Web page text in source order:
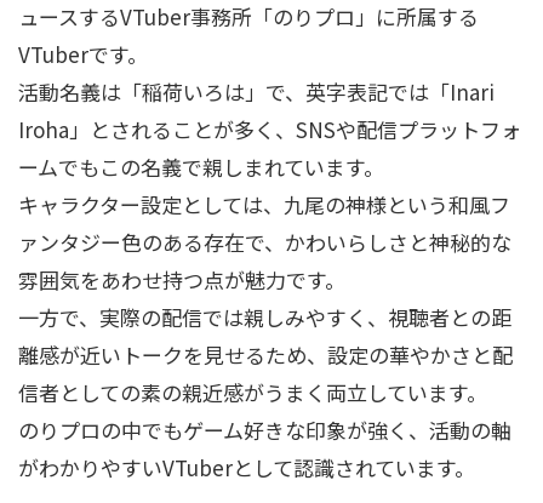
ュースするVTuber事務所「のりプロ」に所属する
VTuberです。
活動名義は「稲荷いろは」で、英字表記では「Inari
Iroha」とされることが多く、SNSや配信プラットフォ
ームでもこの名義で親しまれています。
キャラクター設定としては、九尾の神様という和風フ
ァンタジー色のある存在で、かわいらしさと神秘的な
雰囲気をあわせ持つ点が魅力です。
一方で、実際の配信では親しみやすく、視聴者との距
離感が近いトークを見せるため、設定の華やかさと配
信者としての素の親近感がうまく両立しています。
のりプロの中でもゲーム好きな印象が強く、活動の軸
がわかりやすいVTuberとして認識されています。